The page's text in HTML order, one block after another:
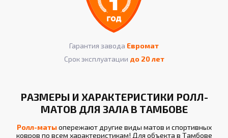
Гарантия завода Евромат
Срок эксплуатации до 20 лет
РАЗМЕРЫ И ХАРАКТЕРИСТИКИ РОЛЛ-
МАТОВ ДЛЯ ЗАЛА В ТАМБОВЕ
Ролл-матыопережают другие виды матов и спортивных
ковров по всем характеристикам! Для объекта в Тамбове